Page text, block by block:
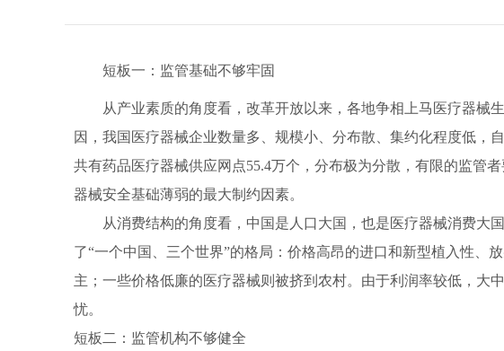
短板一：监管基础不够牢固
从产业素质的角度看，改革开放以来，各地争相上马医疗器械生
因，我国医疗器械企业数量多、规模小、分布散、集约化程度低，
共有药品医疗器械供应网点55.4万个，分布极为分散，有限的监管
器械安全基础薄弱的最大制约因素。
从消费结构的角度看，中国是人口大国，也是医疗器械消费大
了“一个中国、三个世界”的格局：价格高昂的进口和新型植入性、
主；一些价格低廉的医疗器械则被挤到农村。由于利润率较低，大
忧。
短板二：监管机构不够健全